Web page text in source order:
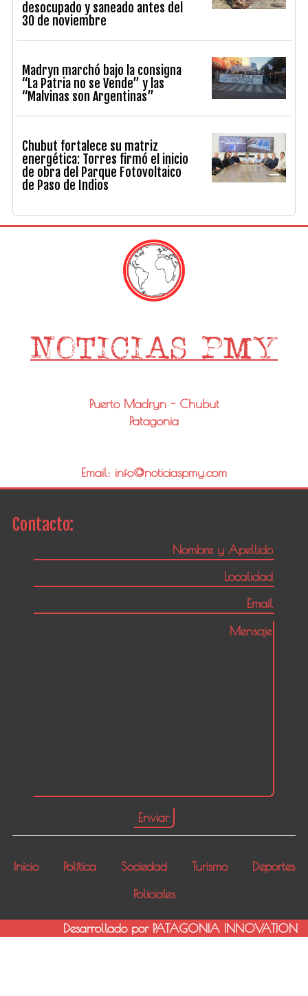
desocupado y saneado antes del
30 de noviembre
Madryn marchó bajo la consigna
“La Patria no se Vende” y las
“Malvinas son Argentinas”
Chubut fortalece su matriz
energética: Torres firmó el inicio
de obra del Parque Fotovoltaico
de Paso de Indios
Puerto Madryn - Chubut
Patagonia
Email: info@noticiaspmy.com
Contacto:
Inicio Política Sociedad Turismo
Deportes
Policiales
Desarrollado por PATAGONIA INNOVATION